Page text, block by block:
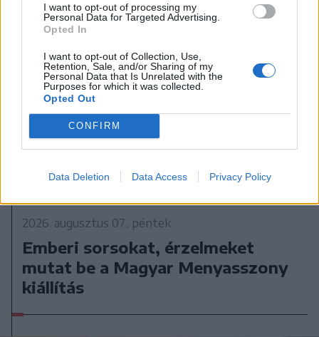
I want to opt-out of processing my
Personal Data for Targeted Advertising.
Opted In
I want to opt-out of Collection, Use,
Retention, Sale, and/or Sharing of my
Personal Data that Is Unrelated with the
Purposes for which it was collected.
Opted Out
CONFIRM
Data Deletion Data Access Privacy Policy
2026. augusztus 07., péntek
Emberi sorsokat, érzelmeket
mutat be a Magyar Menyasszony
kiállítás